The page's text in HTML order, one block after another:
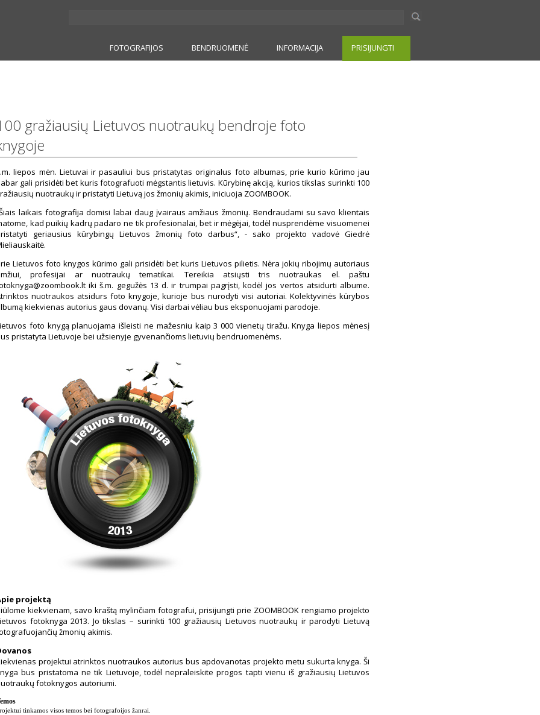
FOTOGRAFIJOS BENDRUOMENĖ INFORMACIJA PRISIJUNGTI
gražiausių Lietuvos nuotraukų bendroje foto
liepos mėn. Lietuvai ir pasauliui bus pristatytas originalus foto albumas, prie kurio kūrimo jau
gali prisidėti bet kuris fotografuoti mėgstantis lietuvis. Kūrybinę akciją, kurios tikslas surinkti 100
nuotraukų ir pristatyti Lietuvą jos žmonių akimis, iniciuoja ZOOMBOOK.
laikais fotografija domisi labai daug įvairaus amžiaus žmonių. Bendraudami su savo klientais
kad puikių kadrų padaro ne tik profesionalai, bet ir mėgėjai, todėl nusprendėme visuomenei
geriausius kūrybingų Lietuvos žmonių foto darbus“, - sako projekto vadovė Giedrė
Lietuvos foto knygos kūrimo gali prisidėti bet kuris Lietuvos pilietis. Nėra jokių ribojimų autoriaus
profesijai ar nuotraukų tematikai. Tereikia atsiųsti tris nuotraukas el. paštu
iki š.m. gegužės 13 d. ir trumpai pagrįsti, kodėl jos vertos atsidurti albume.
nuotraukos atsidurs foto knygoje, kurioje bus nurodyti visi autoriai. Kolektyvinės kūrybos
kiekvienas autorius gaus dovanų. Visi darbai vėliau bus eksponuojami parodoje.
foto knygą planuojama išleisti ne mažesniu kaip 3 000 vienetų tiražu. Knyga liepos mėnesį
pristatyta Lietuvoje bei užsienyje gyvenančioms lietuvių bendruomenėms.
projektą
kiekvienam, savo kraštą mylinčiam fotografui, prisijungti prie ZOOMBOOK rengiamo projekto
fotoknyga 2013. Jo tikslas – surinkti 100 gražiausių Lietuvos nuotraukų ir parodyti Lietuvą
žmonių akimis.
projektui atrinktos nuotraukos autorius bus apdovanotas projekto metu sukurta knyga. Ši
bus pristatoma ne tik Lietuvoje, todėl nepraleiskite progos tapti vienu iš gražiausių Lietuvos
fotoknygos autoriumi.
tinkamos visos temos bei fotografoijos žanrai.